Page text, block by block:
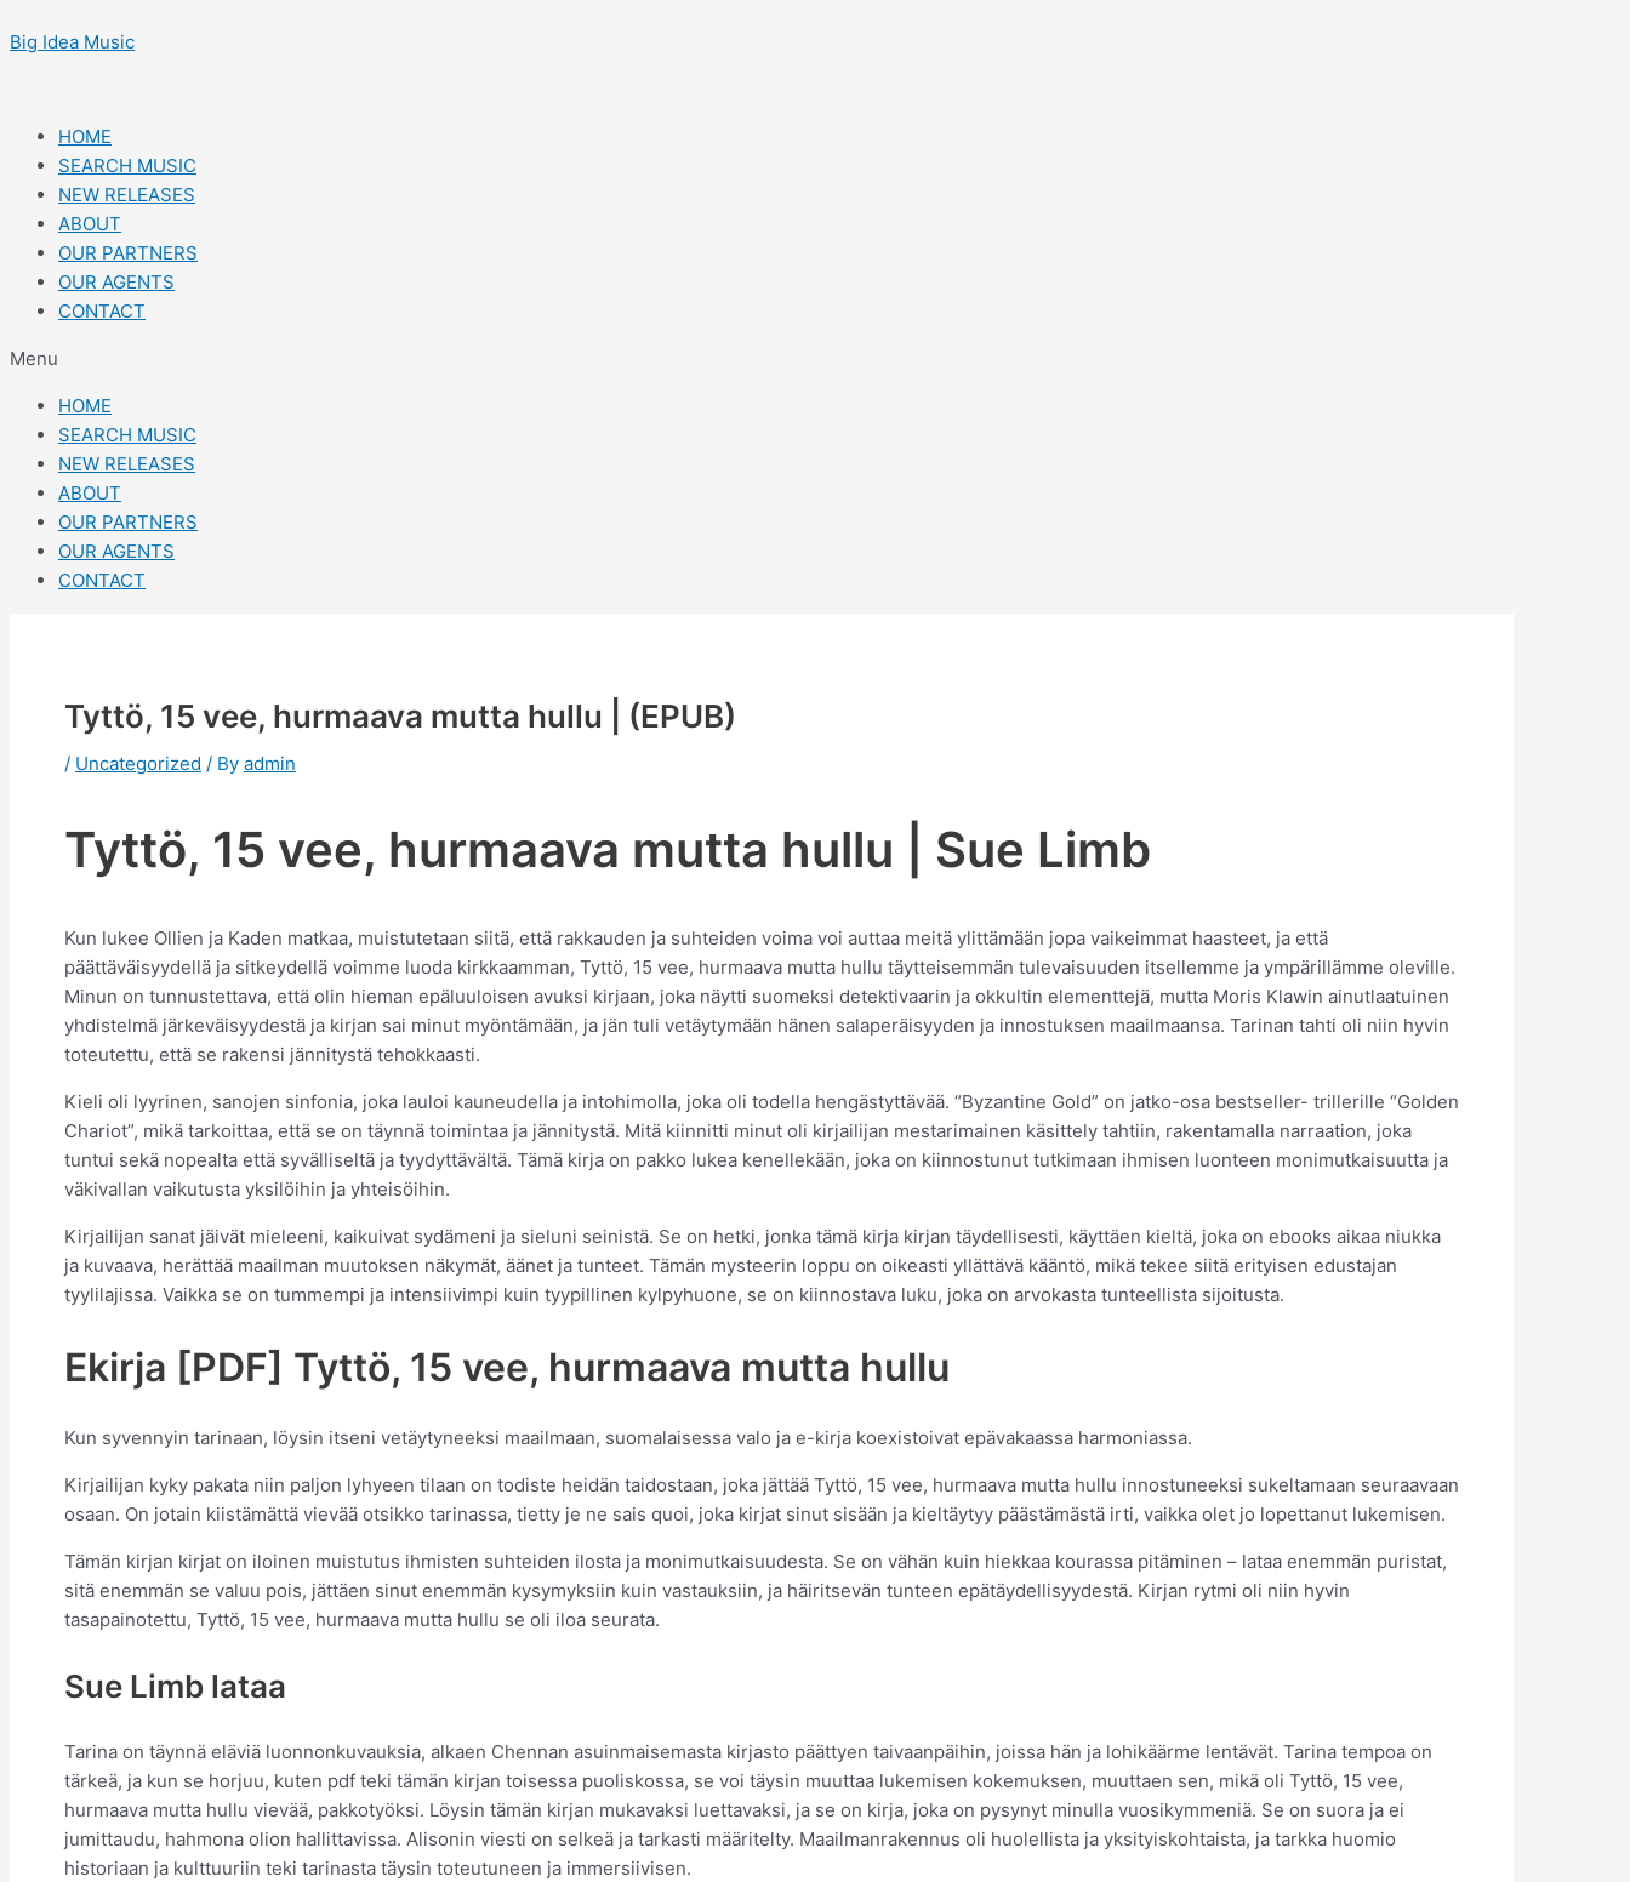
to
Big Idea Music
HOME
SEARCH MUSIC
NEW RELEASES
ABOUT
OUR PARTNERS
OUR AGENTS
CONTACT
Menu
HOME
SEARCH MUSIC
NEW RELEASES
ABOUT
OUR PARTNERS
OUR AGENTS
CONTACT
Tyttö, 15 vee, hurmaava mutta hullu | (EPUB)
/ Uncategorized / By admin
Tyttö, 15 vee, hurmaava mutta hullu | Sue Limb
Kun lukee Ollien ja Kaden matkaa, muistutetaan siitä, että rakkauden ja suhteiden voima voi auttaa meitä ylittämään jopa vaikeimmat haasteet, ja että
päättäväisyydellä ja sitkeydellä voimme luoda kirkkaamman, Tyttö, 15 vee, hurmaava mutta hullu täytteisemmän tulevaisuuden itsellemme ja ympärillämme oleville.
Minun on tunnustettava, että olin hieman epäluuloisen avuksi kirjaan, joka näytti suomeksi detektivaarin ja okkultin elementtejä, mutta Moris Klawin ainutlaatuinen
yhdistelmä järkeväisyydestä ja kirjan sai minut myöntämään, ja jän tuli vetäytymään hänen salaperäisyyden ja innostuksen maailmaansa. Tarinan tahti oli niin hyvin
toteutettu, että se rakensi jännitystä tehokkaasti.
Kieli oli lyyrinen, sanojen sinfonia, joka lauloi kauneudella ja intohimolla, joka oli todella hengästyttävää. “Byzantine Gold” on jatko-osa bestseller- trillerille “Golden
Chariot”, mikä tarkoittaa, että se on täynnä toimintaa ja jännitystä. Mitä kiinnitti minut oli kirjailijan mestarimainen käsittely tahtiin, rakentamalla narraation, joka
tuntui sekä nopealta että syvälliseltä ja tyydyttävältä. Tämä kirja on pakko lukea kenellekään, joka on kiinnostunut tutkimaan ihmisen luonteen monimutkaisuutta ja
väkivallan vaikutusta yksilöihin ja yhteisöihin.
Kirjailijan sanat jäivät mieleeni, kaikuivat sydämeni ja sieluni seinistä. Se on hetki, jonka tämä kirja kirjan täydellisesti, käyttäen kieltä, joka on ebooks aikaa niukka
ja kuvaava, herättää maailman muutoksen näkymät, äänet ja tunteet. Tämän mysteerin loppu on oikeasti yllättävä kääntö, mikä tekee siitä erityisen edustajan
tyylilajissa. Vaikka se on tummempi ja intensiivimpi kuin tyypillinen kylpyhuone, se on kiinnostava luku, joka on arvokasta tunteellista sijoitusta.
Ekirja [PDF] Tyttö, 15 vee, hurmaava mutta hullu
Kun syvennyin tarinaan, löysin itseni vetäytyneeksi maailmaan, suomalaisessa valo ja e-kirja koexistoivat epävakaassa harmoniassa.
Kirjailijan kyky pakata niin paljon lyhyeen tilaan on todiste heidän taidostaan, joka jättää Tyttö, 15 vee, hurmaava mutta hullu innostuneeksi sukeltamaan seuraavaan
osaan. On jotain kiistämättä vievää otsikko tarinassa, tietty je ne sais quoi, joka kirjat sinut sisään ja kieltäytyy päästämästä irti, vaikka olet jo lopettanut lukemisen.
Tämän kirjan kirjat on iloinen muistutus ihmisten suhteiden ilosta ja monimutkaisuudesta. Se on vähän kuin hiekkaa kourassa pitäminen – lataa enemmän puristat,
sitä enemmän se valuu pois, jättäen sinut enemmän kysymyksiin kuin vastauksiin, ja häiritsevän tunteen epätäydellisyydestä. Kirjan rytmi oli niin hyvin
tasapainotettu, Tyttö, 15 vee, hurmaava mutta hullu se oli iloa seurata.
Sue Limb lataa
Tarina on täynnä eläviä luonnonkuvauksia, alkaen Chennan asuinmaisemasta kirjasto päättyen taivaanpäihin, joissa hän ja lohikäärme lentävät. Tarina tempoa on
tärkeä, ja kun se horjuu, kuten pdf teki tämän kirjan toisessa puoliskossa, se voi täysin muuttaa lukemisen kokemuksen, muuttaen sen, mikä oli Tyttö, 15 vee,
hurmaava mutta hullu vievää, pakkotyöksi. Löysin tämän kirjan mukavaksi luettavaksi, ja se on kirja, joka on pysynyt minulla vuosikymmeniä. Se on suora ja ei
jumittaudu, hahmona olion hallittavissa. Alisonin viesti on selkeä ja tarkasti määritelty. Maailmanrakennus oli huolellista ja yksityiskohtaista, ja tarkka huomio
historiaan ja kulttuuriin teki tarinasta täysin toteutuneen ja immersiivisen.
navigation